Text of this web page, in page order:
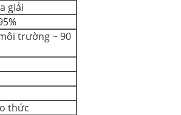
giải
trường ~ 90
thức